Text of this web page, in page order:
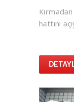
hattını